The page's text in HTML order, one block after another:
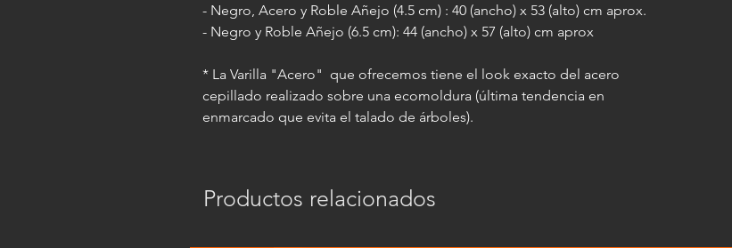
- Negro, Acero y Roble Añejo (4.5 cm) : 40 (ancho) x 53 (alto) cm aprox.
- Negro y Roble Añejo (6.5 cm): 44 (ancho) x 57 (alto) cm aprox
* La Varilla "Acero" que ofrecemos tiene el look exacto del acero
cepillado realizado sobre una ecomoldura (última tendencia en
enmarcado que evita el talado de árboles).
Productos relacionados